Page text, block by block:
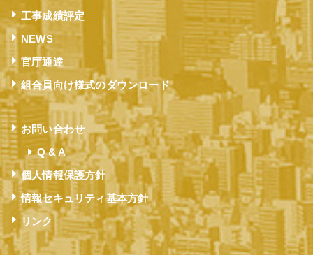
工事成績評定
NEWS
官庁通達
組合員向け様式のダウンロード
お問い合わせ
Q & A
個人情報保護方針
情報セキュリティ基本方針
リンク